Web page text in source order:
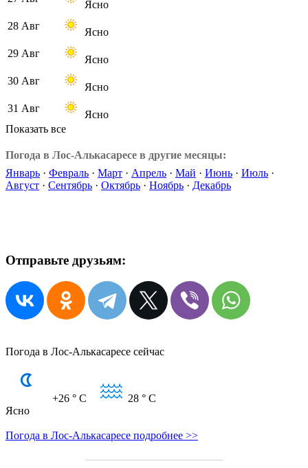
Ясно
28 Авг
Ясно
29 Авг
Ясно
30 Авг
Ясно
31 Авг
Ясно
Показать все
Погода в Лос-Алькасаресе в другие месяцы:
Январь · Февраль · Март · Апрель · Май · Июнь · Июль ·
Август · Сентябрь · Октябрь · Ноябрь · Декабрь
Отправьте друзьям:
Погода в Лос-Алькасаресе сейчас
+26 ° C 28 ° C
Ясно
Погода в Лос-Алькасаресе подробнее >>